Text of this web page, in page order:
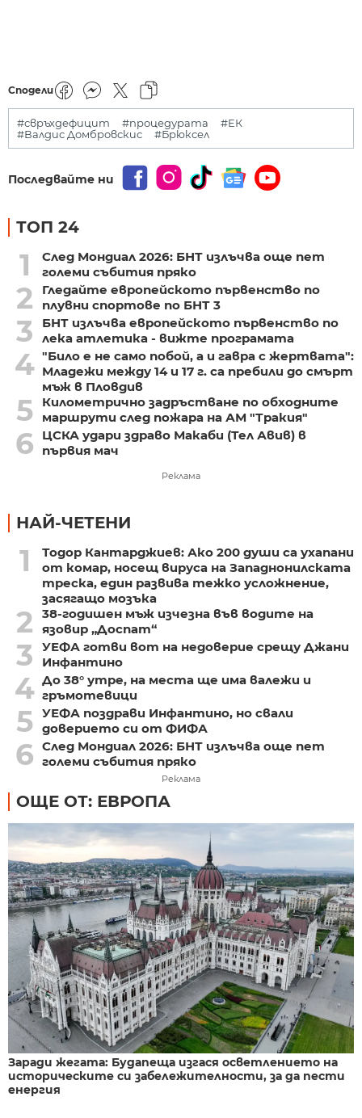
Сподели
#свръхдефицит #процедурата
#ЕК
#Валдис Домбровскис
#Брюксел
Последвайте ни
ТОП 24
1
След Мондиал 2026: БНТ излъчва още пет
големи събития пряко
2
Гледайте европейското първенство по
плувни спортове по БНТ 3
3
БНТ излъчва европейското първенство по
лека атлетика - вижте програмата
4 "Било е не само побой, а и гавра с жертвата":
Младежи между 14 и 17 г. са пребили до смърт
мъж в Пловдив
5
Километрично задръстване по обходните
маршрути след пожара на АМ "Тракия"
6
ЦСКА удари здраво Макаби (Тел Авив) в
първия мач
Реклама
НАЙ-ЧЕТЕНИ
1
Тодор Кантарджиев: Ако 200 души са ухапани
от комар, носещ вируса на Западнонилската
треска, един развива тежко усложнение,
засягащо мозъка
2
38-годишен мъж изчезна във водите на
язовир „Доспат“
3
УЕФА готви вот на недоверие срещу Джани
Инфантино
4 До 38° утре, на места ще има валежи и
гръмотевици
5 УЕФА поздрави Инфантино, но свали
доверието си от ФИФА
6 След Мондиал 2026: БНТ излъчва още пет
големи събития пряко
Реклама
ОЩЕ ОТ: ЕВРОПА
Заради жегата: Будапеща изгася осветлението на
историческите си забележителности, за да пести
енергия